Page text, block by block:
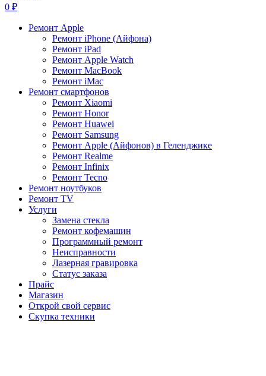
0 ₽
Ремонт Apple
Ремонт iPhone (Айфона)
Ремонт iPad
Ремонт Apple Watch
Ремонт MacBook
Ремонт iMac
Ремонт смартфонов
Ремонт Xiaomi
Ремонт Honor
Ремонт Huawei
Ремонт Samsung
Ремонт Apple (Айфонов) в Геленджике
Ремонт Realme
Ремонт Infinix
Ремонт Tecno
Ремонт ноутбуков
Ремонт TV
Услуги
Замена стекла
Ремонт кофемашин
Программный ремонт
Неисправности
Лазерная гравировка
Статус заказа
Прайс
Магазин
Открой свой сервис
Скупка техники